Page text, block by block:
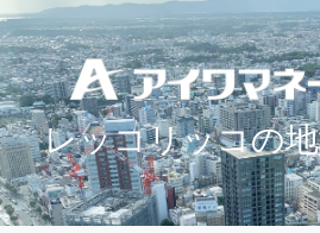
レッコリッコの